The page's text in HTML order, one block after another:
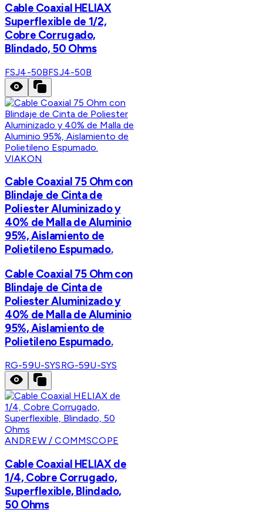
Cable Coaxial HELIAX
Superflexible de 1/2,
Cobre Corrugado,
Blindado, 50 Ohms
FSJ4-50BFSJ4-50B
VIAKON
Cable Coaxial 75 Ohm con
Blindaje de Cinta de
Poliester Aluminizado y
40% de Malla de Aluminio
95%, Aislamiento de
Polietileno Espumado.
Cable Coaxial 75 Ohm con
Blindaje de Cinta de
Poliester Aluminizado y
40% de Malla de Aluminio
95%, Aislamiento de
Polietileno Espumado.
RG-59U-SYSRG-59U-SYS
ANDREW / COMMSCOPE
Cable Coaxial HELIAX de
1/4, Cobre Corrugado,
Superflexible, Blindado,
50 Ohms